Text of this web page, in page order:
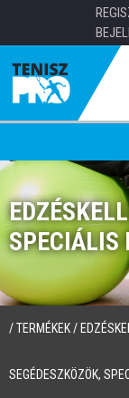
SPECIÁLIS
/TERMÉKEK/
SEGÉDESZKÖZÖK,